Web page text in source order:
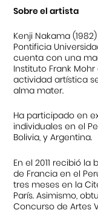
Sobre el artista
Kenji Nakama
Pontificia
cuenta con una
Instituto Frank
actividad artística
alma mater.
Ha participado en
individuales en el
Bolivia, y Argentina.
En el 2011 recibió
de Francia en el
tres meses en la
París. Asimismo,
Concurso de Artes